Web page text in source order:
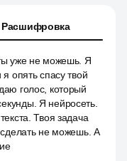
Расшифровка
уже не можешь. Я
опять спасу твой
голос, который
Я нейросеть.
Твоя задача
сделать не можешь. А